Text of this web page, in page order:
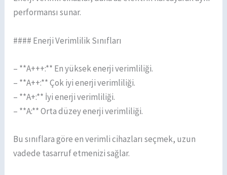
performansı sunar.
#### Enerji Verimlilik Sınıfları
– **A+++:** En yüksek enerji verimliliği.
– **A++:** Çok iyi enerji verimliliği.
– **A+:** İyi enerji verimliliği.
– **A:** Orta düzey enerji verimliliği.
Bu sınıflara göre en verimli cihazları seçmek, uzun
vadede tasarruf etmenizi sağlar.